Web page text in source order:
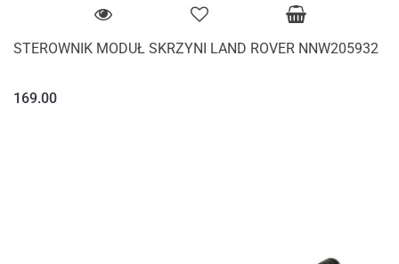
STEROWNIK MODUŁ SKRZYNI LAND ROVER NNW205932
169.00